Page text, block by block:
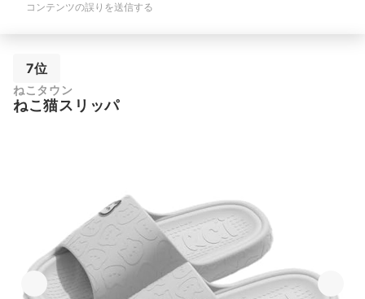
コンテンツの誤りを送信する
7位
ねこタウン
ねこ猫スリッパ